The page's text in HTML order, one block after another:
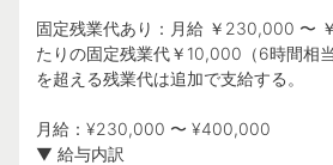
固定残業代あり：月給 ￥230,000 〜
たりの固定残業代￥10,000（6時間相
を超える残業代は追加で支給する。
月給：¥230,000 〜 ¥400,000
▼ 給与内訳